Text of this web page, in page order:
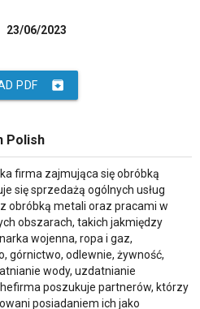
23/06/2023
archive
PDF
Polish
firma zajmująca się obróbką
się sprzedażą ogólnych usług
obróbką metali oraz pracami w
obszarach, takich jakmiędzy
wojenna, ropa i gaz,
górnictwo, odlewnie, żywność,
wody, uzdatnianie
poszukuje partnerów, którzy
posiadaniem ich jako